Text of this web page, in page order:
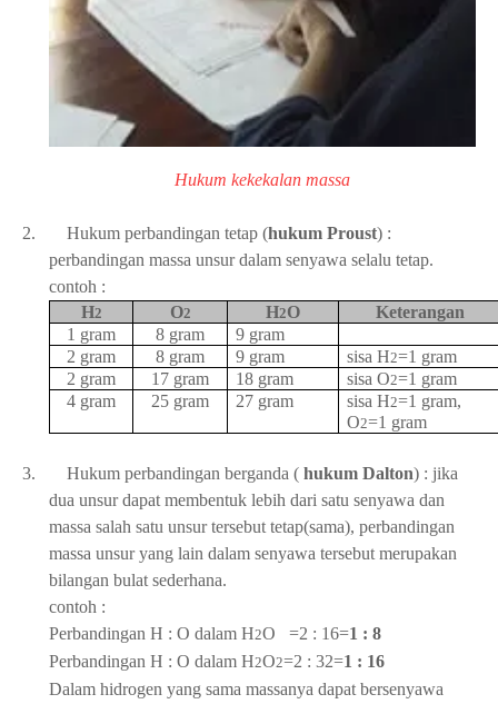
Hukum kekekalan massa
2. Hukum perbandingan tetap (hukum Proust) :
perbandingan massa unsur dalam senyawa selalu tetap.
contoh :
H2 O2 H2O
Keterangan
1 gram
8 gram
9 gram
2 gram
8 gram 9 gram sisa H2=1 gram
2 gram
17 gram 18 gram sisa O2=1 gram
4 gram
25 gram 27 gram sisa H2=1 gram,
O2=1 gram
3. Hukum perbandingan berganda ( hukum Dalton) : jika
dua unsur dapat membentuk lebih dari satu senyawa dan
massa salah satu unsur tersebut tetap(sama), perbandingan
massa unsur yang lain dalam senyawa tersebut merupakan
bilangan bulat sederhana.
contoh :
Perbandingan H : O dalam H2O =2 : 16=1 : 8
Perbandingan H : O dalam H2O2=2 : 32=1 : 16
Dalam hidrogen yang sama massanya dapat bersenyawa